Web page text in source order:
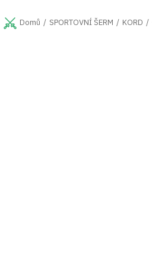
na
obsahDomů SPORTOVNÍ ŠERM KORD